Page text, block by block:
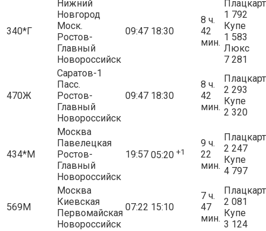
340*Г
Нижний
Новгород
Моск.
Ростов-
Главный
Новороссийск
09:47 18:30
8 ч.
42
мин.
Плацкарт
1 792
Купе
1 583
Люкс
7 281
470Ж
Саратов-1
Пасс.
Ростов-
Главный
Новороссийск
09:47 18:30
8 ч.
42
мин.
Плацкарт
2 293
Купе
2 320
434*М
Москва
Павелецкая
Ростов-
Главный
Новороссийск
19:57 05:20 +1
9 ч.
22
мин.
Плацкарт
2 247
Купе
4 797
569М
Москва
Киевская
Первомайская
Новороссийск
07:22 15:10
7 ч.
47
мин.
Плацкарт
2 081
Купе
3 124